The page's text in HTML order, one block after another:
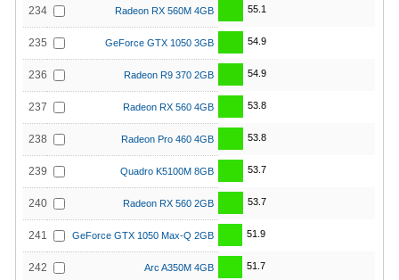
234 Radeon RX 560M 4GB 55.1
235 GeForce GTX 1050 3GB 54.9
236 Radeon R9 370 2GB 54.9
237 Radeon RX 560 4GB 53.8
238 Radeon Pro 460 4GB 53.8
239 Quadro K5100M 8GB 53.7
240 Radeon RX 560 2GB 53.7
241 GeForce GTX 1050 Max-Q 2GB 51.9
242 Arc A350M 4GB 51.7